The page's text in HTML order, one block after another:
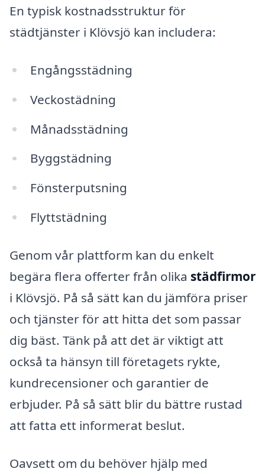
En typisk kostnadsstruktur för
städtjänster i Klövsjö kan includera:
Engångsstädning
Veckostädning
Månadsstädning
Byggstädning
Fönsterputsning
Flyttstädning
Genom vår plattform kan du enkelt
begära flera offerter från olika städfirmor
i Klövsjö. På så sätt kan du jämföra priser
och tjänster för att hitta det som passar
dig bäst. Tänk på att det är viktigt att
också ta hänsyn till företagets rykte,
kundrecensioner och garantier de
erbjuder. På så sätt blir du bättre rustad
att fatta ett informerat beslut.
Oavsett om du behöver hjälp med